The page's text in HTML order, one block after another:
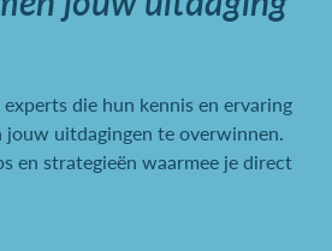
die hun kennis en ervaring
jouw uitdagingen te overwinnen.
en strategieën waarmee je direct